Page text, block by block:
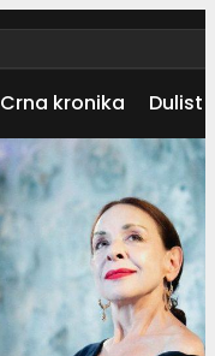
Crna kronika Dulist